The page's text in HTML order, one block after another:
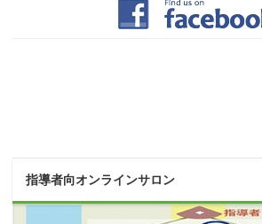
指導者向オンラインサロン